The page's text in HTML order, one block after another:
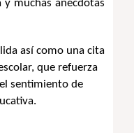
y muchas anécdotas
así como una cita
que refuerza
sentimiento de